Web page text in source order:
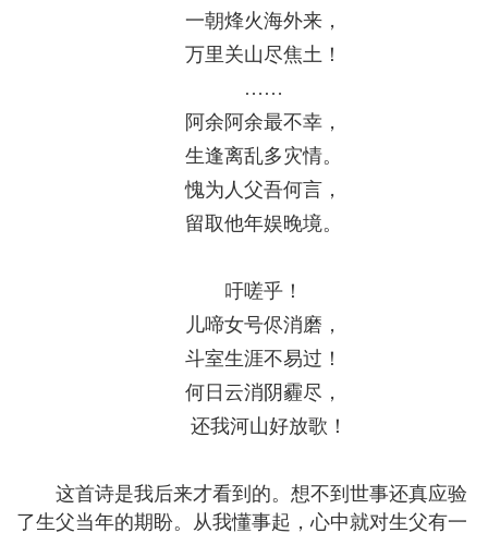
一朝烽火海外来，
万里关山尽焦土！
……
阿余阿余最不幸，
生逢离乱多灾情。
愧为人父吾何言，
留取他年娱晚境。
吁嗟乎！
儿啼女号侭消磨，
斗室生涯不易过！
何日云消阴霾尽，
还我河山好放歌！
这首诗是我后来才看到的。想不到世事还真应验
了生父当年的期盼。从我懂事起，心中就对生父有一